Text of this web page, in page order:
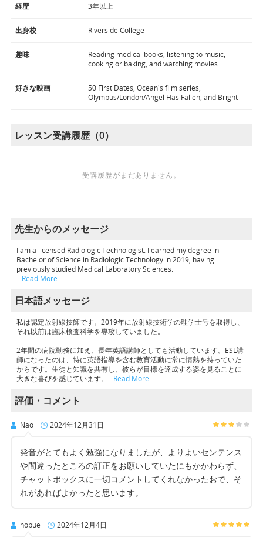
経歴 3年以上
出身校 Riverside College
趣味
Reading medical books, listening to music,
cooking or baking, and watching movies
好きな映画
50 First Dates, Ocean's film series,
Olympus/London/Angel Has Fallen, and Bright
レッスン受講履歴（0）
受講履歴がまだありません。
先生からのメッセージ
I am a licensed Radiologic Technologist. I earned my degree in
Bachelor of Science in Radiologic Technology in 2019, having
previously studied Medical Laboratory Sciences.
…Read More
日本語メッセージ
私は認定放射線技師です。2019年に放射線技術学の理学士号を取得し、
それ以前は臨床検査科学を専攻していました。
2年間の病院勤務に加え、長年英語講師としても活動しています。ESL講
師になったのは、特に英語指導を含む教育活動に常に情熱を持っていた
からです。生徒と知識を共有し、彼らが目標を達成する姿を見ることに
大きな喜びを感じています。 …Read More
評価・コメント
Nao 2024年12月31日
発音がとてもよく勉強になりましたが、よりよいセンテンス
や間違ったところの訂正をお願いしていたにもかかわらず、
チャットボックスに一切コメントしてくれなかったおで、そ
れがあればよかったと思います。
nobue 2024年12月4日